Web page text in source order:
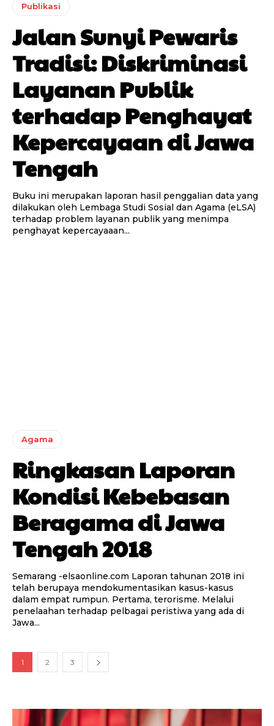
Publikasi
Jalan Sunyi Pewaris
Tradisi: Diskriminasi
Layanan Publik
terhadap Penghayat
Kepercayaan di Jawa
Tengah
Buku ini merupakan laporan hasil penggalian data yang
dilakukan oleh Lembaga Studi Sosial dan Agama (eLSA)
terhadap problem layanan publik yang menimpa
penghayat kepercayaaan...
Agama
Ringkasan Laporan
Kondisi Kebebasan
Beragama di Jawa
Tengah 2018
Semarang -elsaonline.com Laporan tahunan 2018 ini
telah berupaya mendokumentasikan kasus-kasus
dalam empat rumpun. Pertama, terorisme. Melalui
penelaahan terhadap pelbagai peristiwa yang ada di
Jawa...
1 2 3